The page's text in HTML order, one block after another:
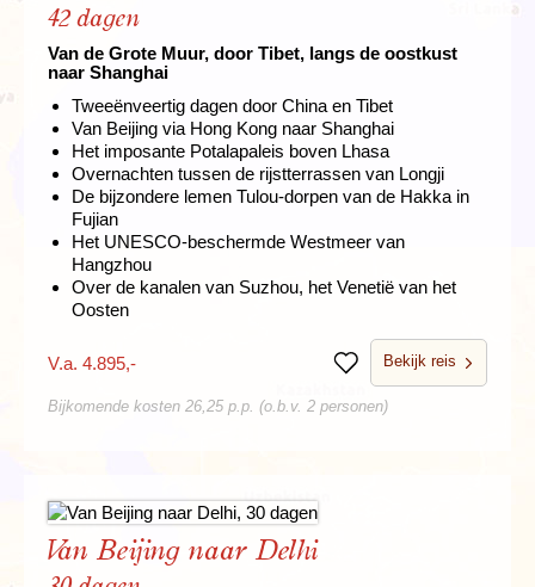
42 dagen
Van de Grote Muur, door Tibet, langs de oostkust
naar Shanghai
Tweeënveertig dagen door China en Tibet
Van Beijing via Hong Kong naar Shanghai
Het imposante Potalapaleis boven Lhasa
Overnachten tussen de rijstterrassen van Longji
De bijzondere lemen Tulou-dorpen van de Hakka in
Fujian
Het UNESCO-beschermde Westmeer van
Hangzhou
Over de kanalen van Suzhou, het Venetië van het
Oosten
V.a. 4.895,- BewarenBekijk reis
Bijkomende kosten 26,25 p.p. (o.b.v. 2 personen)
Van Beijing naar Delhi